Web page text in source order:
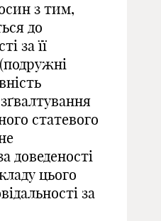
з тим,
до
за її
статевого
доведеності
цього
за